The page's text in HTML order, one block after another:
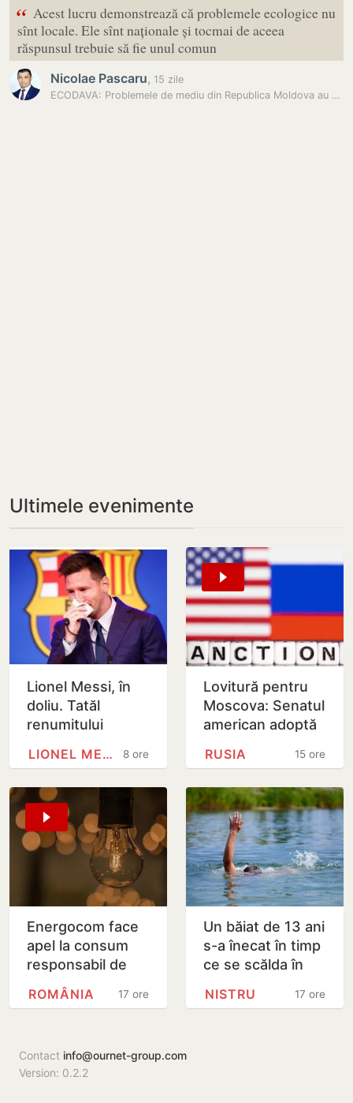
“ Acest lucru demonstrează că problemele ecologice nu
sînt locale. Ele sînt naționale și tocmai de aceea
răspunsul trebuie să fie unul comun
Nicolae Pascaru, 15 zile
ECODAVA: Problemele de mediu din Republica Moldova au devenit…
Ultimele evenimente
Lionel Messi, în
doliu. Tatăl
renumitului
decedat
8 ore
LIONEL MESSI
Lovitură pentru
Moscova: Senatul
american adoptă
împotriva Rusiei15 ore
RUSIA
Energocom face
apel la consum
responsabil de
energie în orele
de vârfe vârf
17 ore
ROMÂNIA
Un băiat de 13 ani
s-a înecat în timp
ce se scălda în
neautorizată din
17 ore
NISTRU
Contact info@ournet-group.com
Version: 0.2.2